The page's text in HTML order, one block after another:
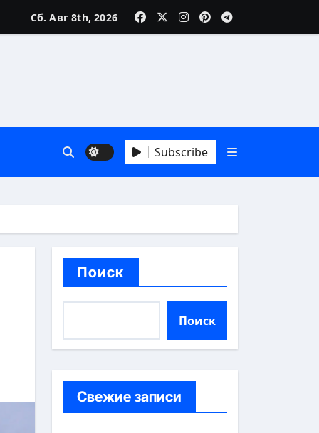
до Я
Сб. Авг 8th, 2026
Subscribe
Поиск
Поиск
Свежие записи